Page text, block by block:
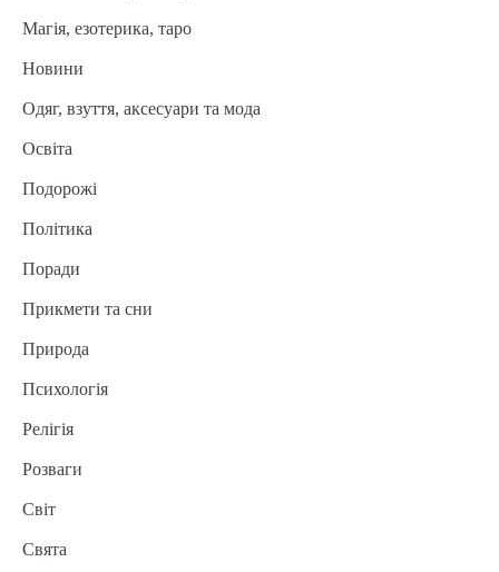
Магія, езотерика, таро
Новини
Одяг, взуття, аксесуари та мода
Освіта
Подорожі
Політика
Поради
Прикмети та сни
Природа
Психологія
Релігія
Розваги
Світ
Свята